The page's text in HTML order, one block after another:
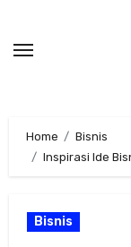
content
Home
Bisnis
Inspirasi Ide
Bisnis